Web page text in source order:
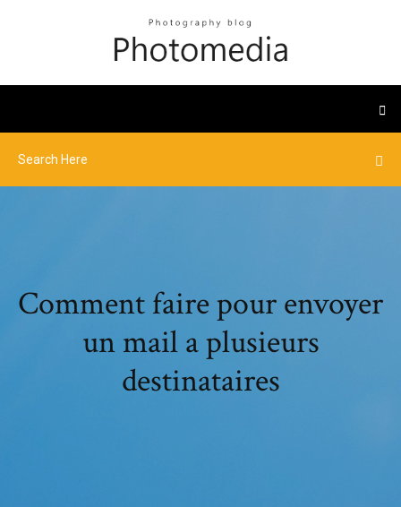
Comment faire pour envoyer
un mail a plusieurs
destinataires